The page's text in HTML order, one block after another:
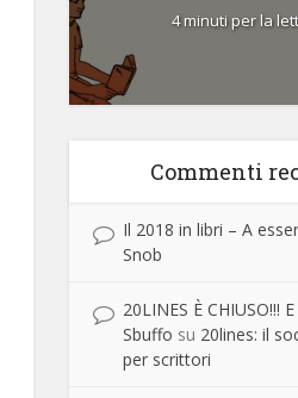
4 minuti per la
Commenti
Il 2018 in libri – A
Snob
20LINES È CHIUSO!!!
Sbuffo su 20lines: il
per scrittori